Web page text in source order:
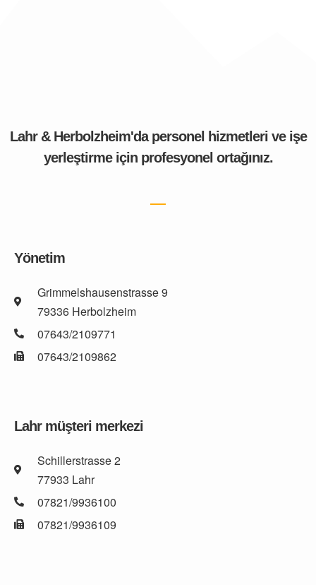
Lahr & Herbolzheim'da personel hizmetleri ve işe
yerleştirme için profesyonel ortağınız.
Yönetim
Grimmelshausenstrasse 9
79336 Herbolzheim
07643/2109771
07643/2109862
Lahr müşteri merkezi
Schillerstrasse 2
77933 Lahr
07821/9936100
07821/9936109